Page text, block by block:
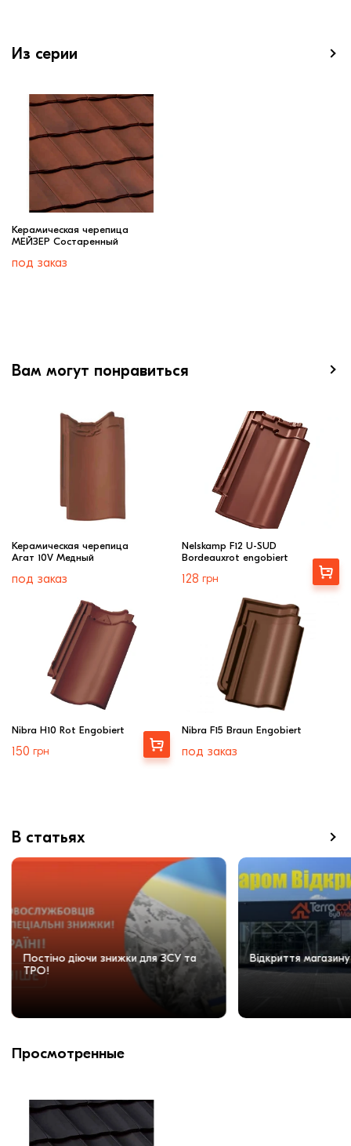
Из серии
Керамическая черепица
МЕЙЗЕР Состаренный
под заказ
Вам могут понравиться
Керамическая черепица
Агат 10V Медный
под заказ
Nelskamp F12 U-SUD
Bordeauxrot engobiert
128 грн
Купити
Nibra H10 Rot Engobiert
150 грн
Купити
Nibra F15 Braun Engobiert
под заказ
В статьях
Постіно діючи знижки для ЗСУ та
ТРО!
Відкриття магазину
Просмотренные